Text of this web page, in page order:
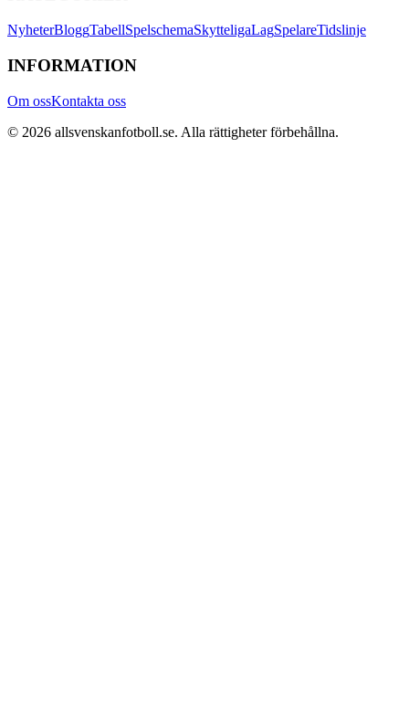
NyheterBloggTabellSpelschemaSkytteligaLagSpelareTidslinje
INFORMATION
Om ossKontakta oss
© 2026 allsvenskanfotboll.se. Alla rättigheter förbehållna.